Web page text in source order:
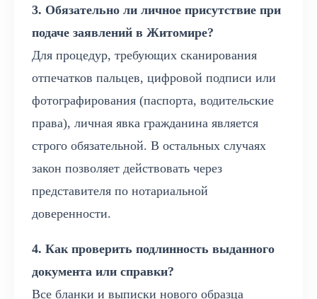
3. Обязательно ли личное присутствие при
подаче заявлений в Житомире?
Для процедур, требующих сканирования
отпечатков пальцев, цифровой подписи или
фотографирования (паспорта, водительские
права), личная явка гражданина является
строго обязательной. В остальных случаях
закон позволяет действовать через
представителя по нотариальной
доверенности.
4. Как проверить подлинность выданного
документа или справки?
Все бланки и выписки нового образца